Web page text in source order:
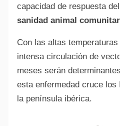
capacidad de respuesta
sanidad animal
Con las altas
intensa circulación de
meses serán
esta enfermedad cruce los
la península ibérica.